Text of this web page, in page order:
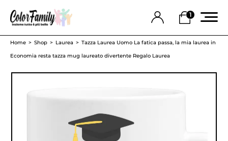
1
Home Shop Laurea
Tazza Laurea Uomo La fatica passa, la mia laurea in
Economia resta tazza mug laureato divertente Regalo Laurea